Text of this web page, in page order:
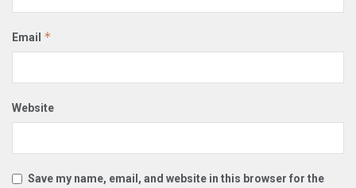
Email *
Website
Save my name, email, and website in this browser for the